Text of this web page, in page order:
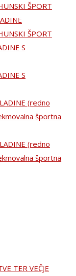
ŠPORT
ŠPORT
S
S
(redno
športna
(redno
športna
TER VEČJE